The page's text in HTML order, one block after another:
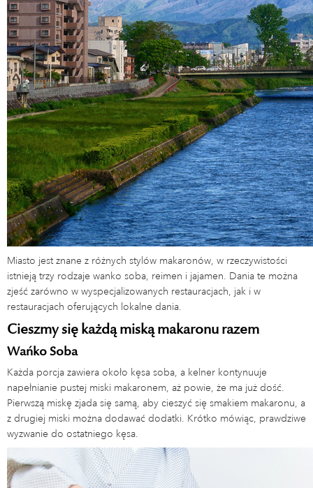
Miasto jest znane z różnych stylów makaronów, w rzeczywistości
istnieją trzy rodzaje wanko soba, reimen i jajamen. Dania te można
zjeść zarówno w wyspecjalizowanych restauracjach, jak i w
restauracjach oferujących lokalne dania.
Cieszmy się każdą miską makaronu razem
Wańko Soba
Każda porcja zawiera około kęsa soba, a kelner kontynuuje
napełnianie pustej miski makaronem, aż powie, że ma już dość.
Pierwszą miskę zjada się samą, aby cieszyć się smakiem makaronu, a
z drugiej miski można dodawać dodatki. Krótko mówiąc, prawdziwe
wyzwanie do ostatniego kęsa.